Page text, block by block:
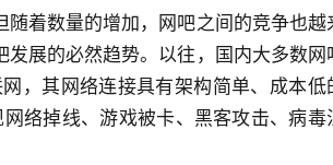
着数量的增加，网吧之间的竞争也越
展的必然趋势。以往，国内大多数网
，其网络连接具有架构简单、成本低
络掉线、游戏被卡、黑客攻击、病毒